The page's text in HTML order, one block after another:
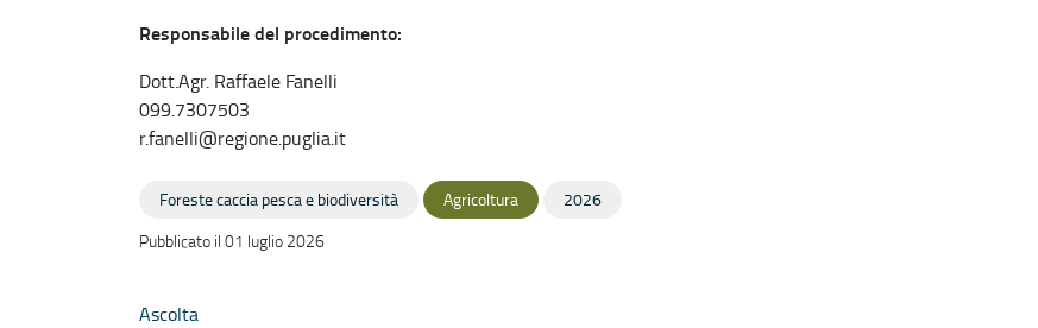
Responsabile del procedimento:
Dott.Agr. Raffaele Fanelli
099.7307503
r.fanelli@regione.puglia.it
Foreste caccia pesca e biodiversità Agricoltura
2026
Pubblicato il 01 luglio 2026
Ascolta